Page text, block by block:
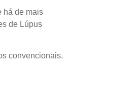
há de mais
de Lúpus
convencionais.